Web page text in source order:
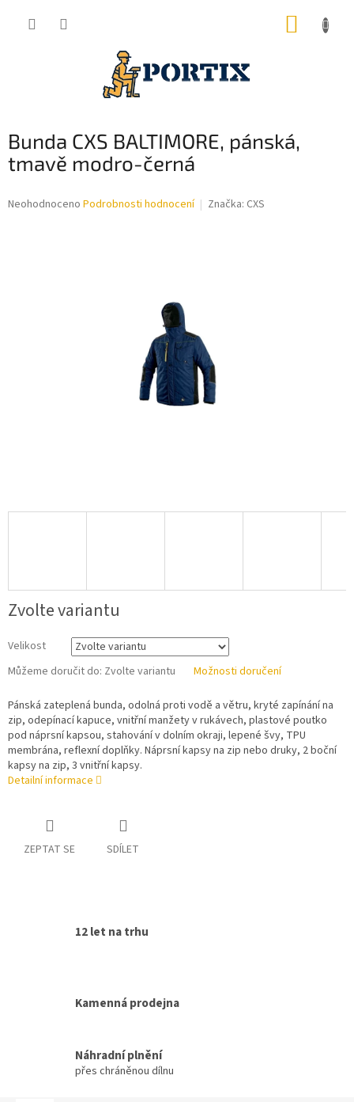
Bunda CXS BALTIMORE, pánská,
tmavě modro-černá
Průměrné
Neohodnoceno Podrobnosti hodnocení Značka: CXS
Zvolte variantu
Velikost
Můžeme doručit do: Zvolte variantu Možnosti doručení
Pánská zateplená bunda, odolná proti vodě a větru, kryté zapínání na
zip, odepínací kapuce, vnitřní manžety v rukávech, plastové poutko
pod náprsní kapsou, stahování v dolním okraji, lepené švy, TPU
membrána, reflexní doplňky. Náprsní kapsy na zip nebo druky, 2 boční
kapsy na zip, 3 vnitřní kapsy.
Detailní informace
ZEPTAT SE SDÍLET
12 let na trhu
Kamenná prodejna
Náhradní plnění
přes chráněnou dílnu